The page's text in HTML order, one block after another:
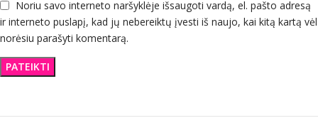
Noriu savo interneto naršyklėje išsaugoti vardą, el. pašto adresą
ir interneto puslapį, kad jų nebereiktų įvesti iš naujo, kai kitą kartą vėl
norėsiu parašyti komentarą.